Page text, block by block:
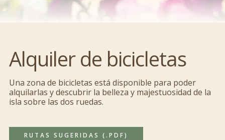
Alquiler de bicicletas
Una zona de bicicletas está disponible para poder
alquilarlas y descubrir la belleza y majestuosidad de la
isla sobre las dos ruedas.
RUTAS SUGERIDAS (.PDF)